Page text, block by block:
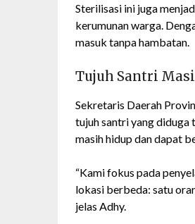
Sterilisasi ini juga
kerumunan warga.
masuk tanpa hambatan.
Tujuh Santri
Sekretaris Daerah
tujuh santri yang diduga
masih hidup dan dapat
“Kami fokus pada
lokasi berbeda: satu
jelas Adhy.